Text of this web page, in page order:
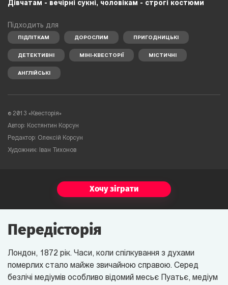
Дівчатам - вечірні сукні, чоловікам - строгі костюми
Підходить для
ПІДЛІТКАМ ДОРОСЛИМ ПРИГОДНИЦЬКІ
ДЕТЕКТИВНІ МІНІ-КВЕСТОРІЇ МІСТИЧНІ
АНГЛІЙСЬКІ
© 2013 «Квесторія»
Автор: Костянтин Корсун
Редактор: Олексій Корсун
Художник: Іван Тихонов
Хочу зіграти
Передісторія
Лондон, 1872 рік. Часи, коли спілкування з духами
померлих стало майже звичайною справою. Серед
безлічі медіумів особливо відомий месьє Пуатьє, медіум